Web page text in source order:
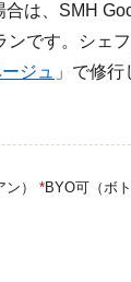
は、SMH
です。シェ
ジュ 」で修
） *BYO可（ボ